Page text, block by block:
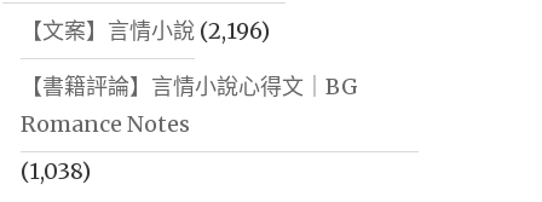
【文案】言情小說(2,196)
【書籍評論】言情小說心得文｜BG
Romance Notes
(1,038)